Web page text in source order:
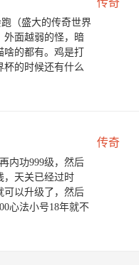
（盛大的传奇世界
外面越弱的怪，暗
啥的都有。鸡是打
的时候还有什么
传奇
内功999级，然后
，天关已经过时
可以升级了，然后
心法小号18年就不